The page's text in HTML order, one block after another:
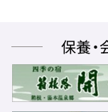
保養・